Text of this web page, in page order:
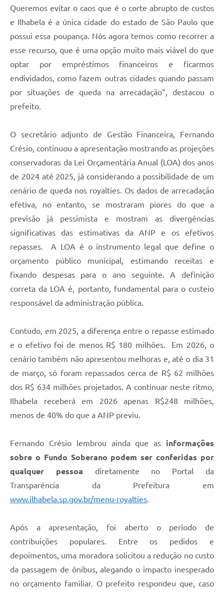
Queremos evitar o caos que é o corte abrupto de custos
e Ilhabela é a única cidade do estado de São Paulo que
possui essa poupança. Nós agora temos como recorrer a
esse recurso, que é uma opção muito mais viável do que
optar por empréstimos financeiros e ficarmos
endividados, como fazem outras cidades quando passam
por situações de queda na arrecadação”, destacou o
prefeito.
O secretário adjunto de Gestão Financeira, Fernando
Crésio, continuou a apresentação mostrando as projeções
conservadoras da Lei Orçamentária Anual (LOA) dos anos
de 2024 até 2025, já considerando a possibilidade de um
cenário de queda nos royalties. Os dados de arrecadação
efetiva, no entanto, se mostraram piores do que a
previsão já pessimista e mostram as divergências
significativas das estimativas da ANP e os efetivos
repasses. A LOA é o instrumento legal que define o
orçamento público municipal, estimando receitas e
fixando despesas para o ano seguinte. A definição
correta da LOA é, portanto, fundamental para o custeio
responsável da administração pública.
Contudo, em 2025, a diferença entre o repasse estimado
e o efetivo foi de menos R$ 180 milhões. Em 2026, o
cenário também não apresentou melhoras e, até o dia 31
de março, só foram repassados cerca de R$ 62 milhões
dos R$ 634 milhões projetados. A continuar neste ritmo,
Ilhabela receberá em 2026 apenas R$248 milhões,
menos de 40% do que a ANP previu.
Fernando Crésio lembrou ainda que as informações
sobre o Fundo Soberano podem ser conferidas por
qualquer pessoa diretamente no Portal da
Transparência da Prefeitura em
www.ilhabela.sp.gov.br/menu-royalties.
Após a apresentação, foi aberto o período de
contribuições populares. Entre os pedidos e
depoimentos, uma moradora solicitou a redução no custo
da passagem de ônibus, alegando o impacto inesperado
no orçamento familiar. O prefeito respondeu que, caso